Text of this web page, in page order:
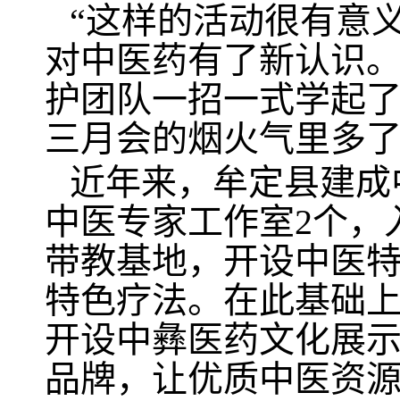
“这样的活动很有意
对中医药有了新认识
护团队一招一式学起
三月会的烟火气里多
近年来，牟定县建
中医专家工作室2个
带教基地，开设中医
特色疗法。在此基础
开设中彝医药文化展
品牌，让优质中医资